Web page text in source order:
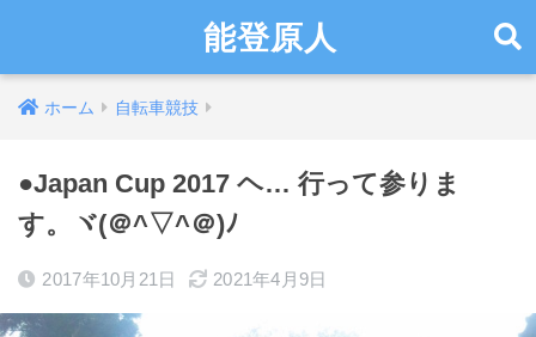
能登原人
ホーム 自転車競技
●Japan Cup 2017 ヘ… 行って参りま
す。ヾ(＠^▽^＠)ﾉ
2017年10月21日 2021年4月9日